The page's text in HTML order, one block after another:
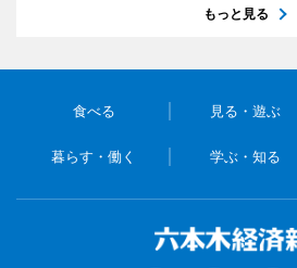
もっと見る
食べる 見る・遊ぶ
暮らす・働く 学ぶ・知る